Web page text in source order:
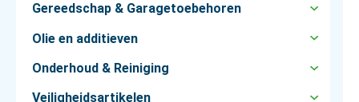
Gereedschap & Garagetoebehoren
Olie en additieven
Onderhoud & Reiniging
Veiligheidsartikelen